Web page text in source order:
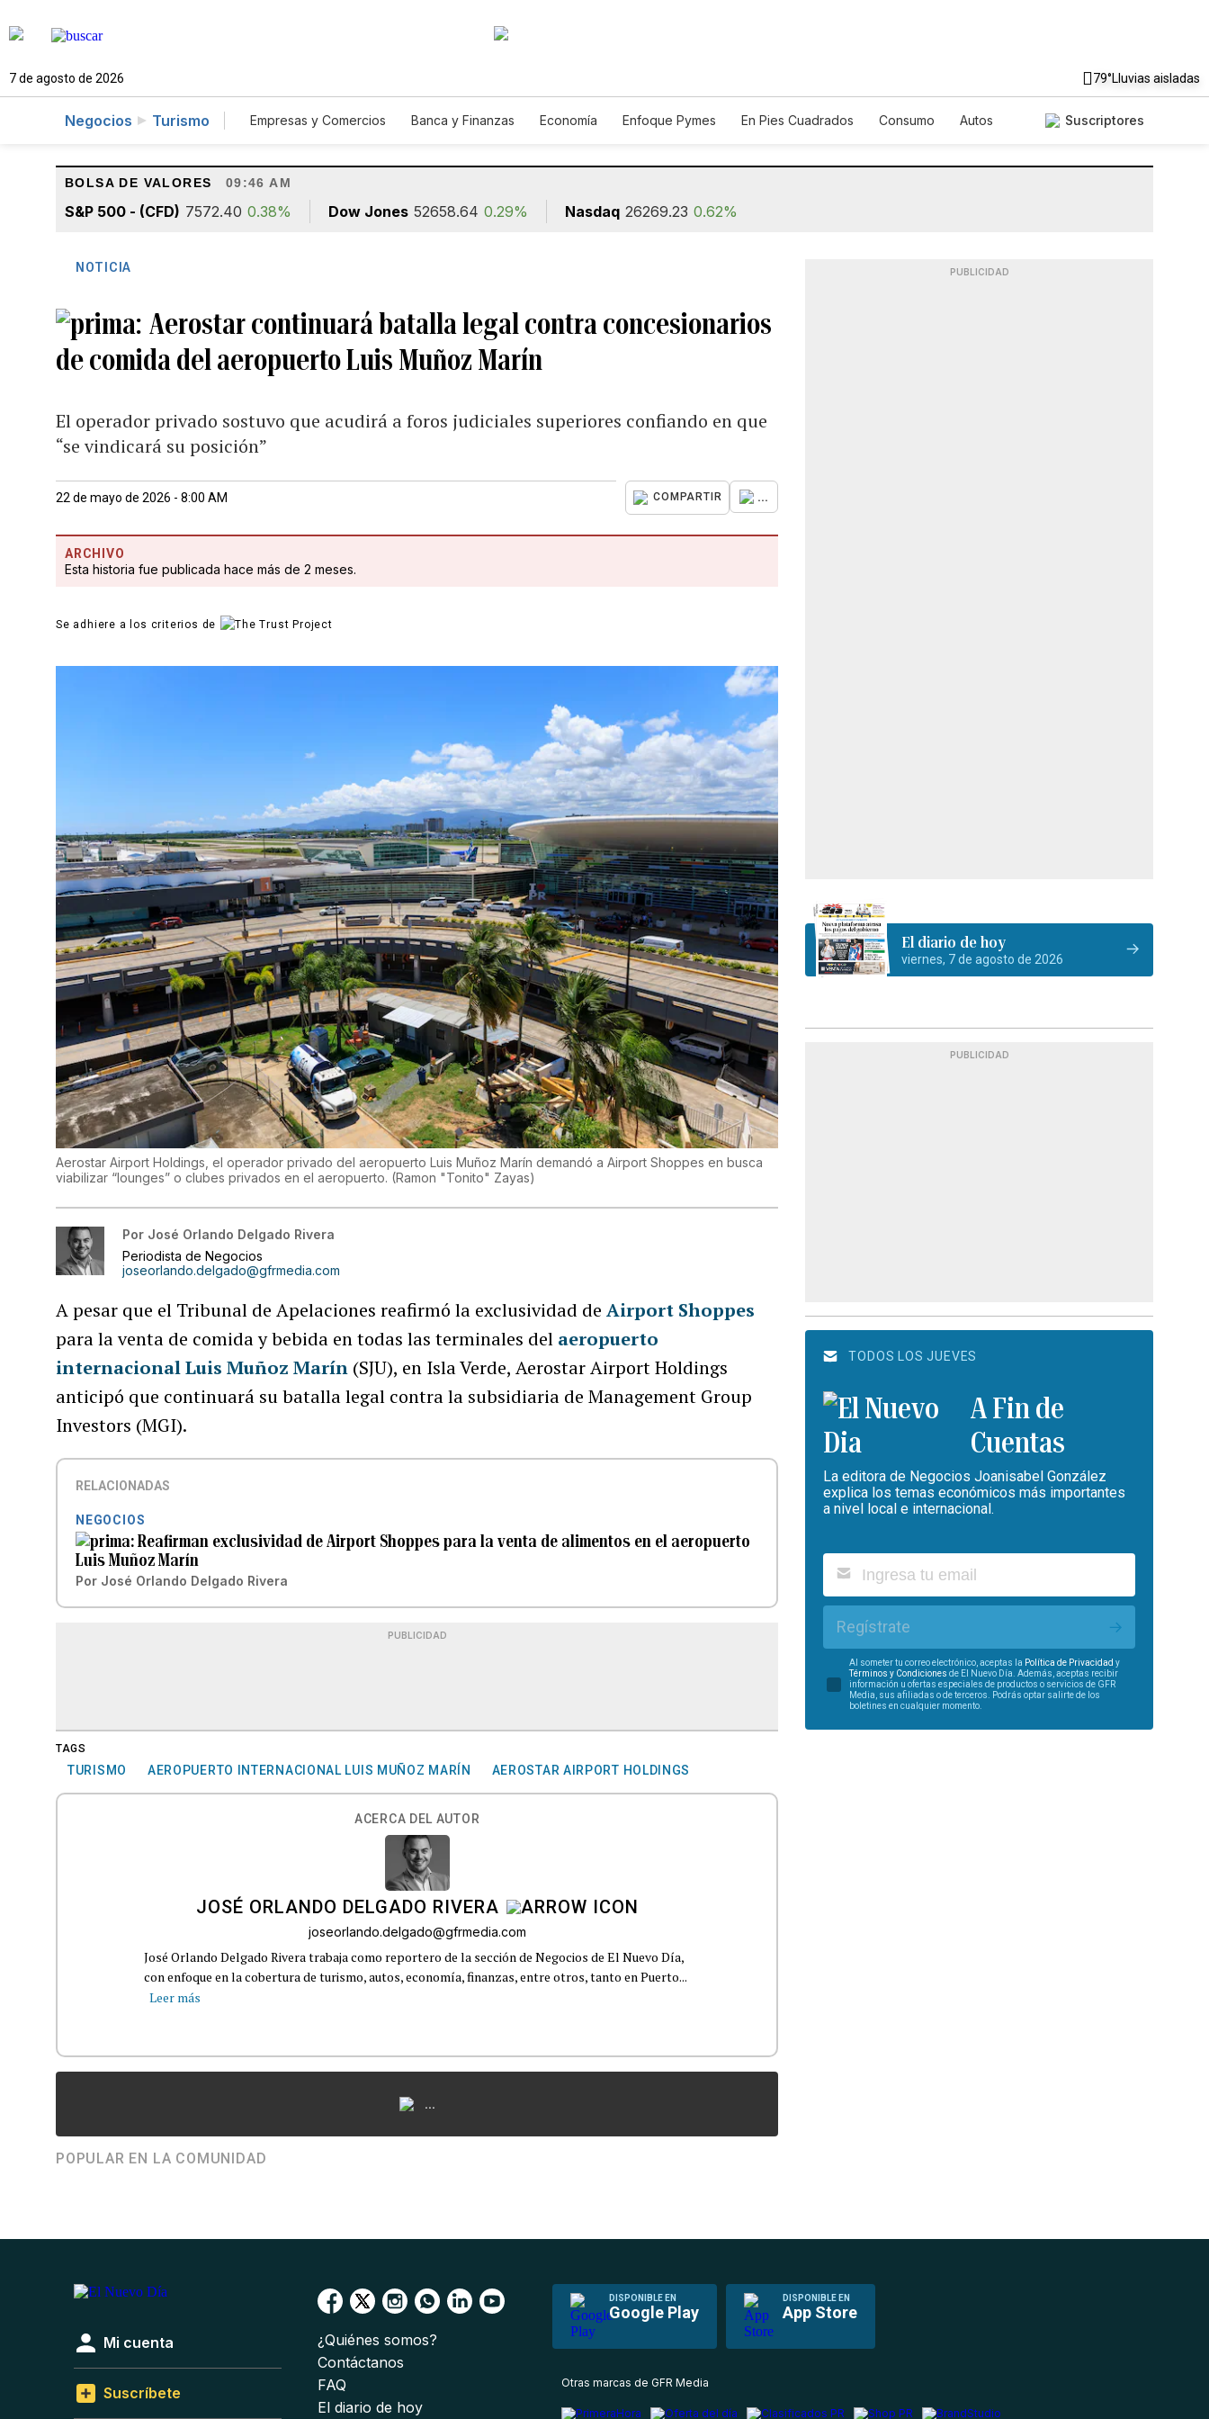
7 de agosto de 2026 79°Lluvias aisladas
Negocios Turismo Empresas y Comercios Banca y Finanzas Economía Enfoque Pymes En Pies Cuadrados Consumo
Autos
Suscriptores
BOLSA DE VALORES 09:46 AM
S&P 500 - (CFD) 7572.40 0.38% Dow Jones 52658.64 0.29% Nasdaq 26269.23 0.62%
NOTICIA
Aerostar continuará batalla legal contra concesionarios
de comida del aeropuerto Luis Muñoz Marín
El operador privado sostuvo que acudirá a foros judiciales superiores confiando en que
“se vindicará su posición”
22 de mayo de 2026 - 8:00 AM COMPARTIR ...
ARCHIVO
Esta historia fue publicada hace más de 2 meses.
Se adhiere a los criterios de
Aerostar Airport Holdings, el operador privado del aeropuerto Luis Muñoz Marín demandó a Airport Shoppes en busca
viabilizar “lounges” o clubes privados en el aeropuerto. (Ramon "Tonito" Zayas)
Por José Orlando Delgado Rivera
Periodista de Negocios
joseorlando.delgado@gfrmedia.com
A pesar que el Tribunal de Apelaciones reafirmó la exclusividad deAirport Shoppes
para la venta de comida y bebida en todas las terminales del aeropuerto
internacional Luis Muñoz Marín (SJU), en Isla Verde, Aerostar Airport Holdings
anticipó que continuará su batalla legal contra la subsidiaria de Management Group
Investors (MGI).
RELACIONADAS
NEGOCIOS
Reafirman exclusividad de Airport Shoppes para la venta de alimentos en el aeropuerto
Luis Muñoz Marín
Por José Orlando Delgado Rivera
PUBLICIDAD
TAGS
TURISMO AEROPUERTO INTERNACIONAL LUIS MUÑOZ MARÍN AEROSTAR AIRPORT HOLDINGS
ACERCA DEL AUTOR
JOSÉ ORLANDO DELGADO RIVERA
joseorlando.delgado@gfrmedia.com
José Orlando Delgado Rivera trabaja como reportero de la sección de Negocios de El Nuevo Día,
con enfoque en la cobertura de turismo, autos, economía, finanzas, entre otros, tanto en Puerto...
Leer más
...
POPULAR EN LA COMUNIDAD
PUBLICIDAD
El diario de hoy
viernes, 7 de agosto de 2026
PUBLICIDAD
TODOS LOS JUEVES
A Fin de
Cuentas
La editora de Negocios Joanisabel González
explica los temas económicos más importantes
a nivel local e internacional.
Regístrate
Al someter tu correo electrónico, aceptas la Política de Privacidad y
Términos y Condiciones de El Nuevo Día. Además, aceptas recibir
información u ofertas especiales de productos o servicios de GFR
Media, sus afiliadas o de terceros. Podrás optar salirte de los
boletines en cualquier momento.
DISPONIBLE EN
Google Play
DISPONIBLE EN
App Store
Mi cuenta
Suscríbete
¿Quiénes somos?
Contáctanos
FAQ
El diario de hoy
Otras marcas de GFR Media